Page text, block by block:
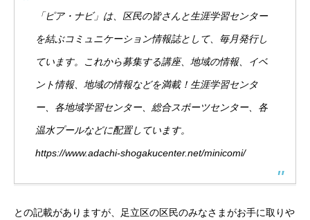
「ピア・ナビ」は、区民の皆さんと生涯学習センター
を結ぶコミュニケーション情報誌として、毎月発行し
ています。これから募集する講座、地域の情報、イベ
ント情報、地域の情報などを満載！ 生涯学習センタ
ー、各地域学習センター、総合スポーツセンター、各
温水プールなどに配置しています。
https://www.adachi-shogakucenter.net/minicomi/
との記載がありますが、足立区の区民のみなさまがお手に取りや